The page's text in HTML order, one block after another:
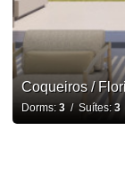
Coqueiros /
Dorms: 3/ Suítes: 3